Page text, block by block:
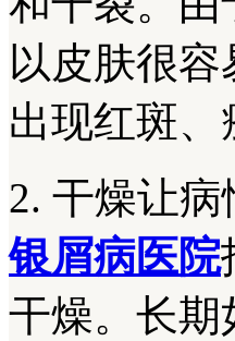
以皮肤很
出现红斑
2. 干燥让
银屑病医院
干燥。长期